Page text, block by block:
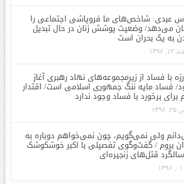
عبدی: شاخص‌های ما فروپاشی اجتماعی را
می‌دهد/ وضعیت پوشش زنان در حال تبدیل
به یک بحران است
۱۳۹۶
با فساد از زیرمجموعه‌های نهاد رهبری آغاز
فساد مایه ننگ جمهوری اسلامی است/ اقتدار
برای برخورد با فساد وجود ندارد
ولی نمی‌گویم، چون نمی‌خواهم دوباره به
بروم / گفت‌وگوی تفصیلی با اکبر خوشکوشک
قتل‌های زنجیره‌ای